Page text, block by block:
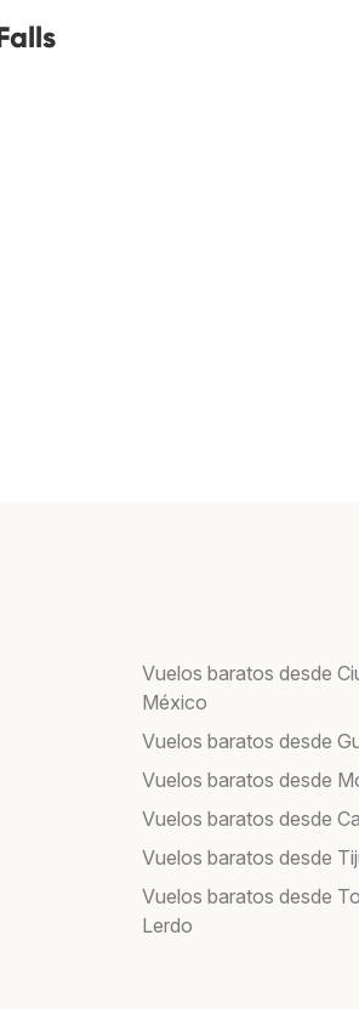
Vuelos baratos desde
México
Vuelos baratos desde
Vuelos baratos desde
Vuelos baratos desde
Vuelos baratos desde
Vuelos baratos desde
Lerdo